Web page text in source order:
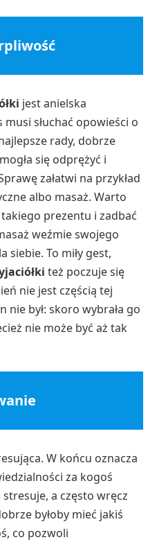
jest anielska
musi słuchać opowieści o
rady, dobrze
się odprężyć i
załatwi na przykład
albo masaż. Warto
prezentu i zadbać
weźmie swojego
siebie. To miły gest,
też poczuje się
nie jest częścią tej
nie był: skoro wybrała go
nie może być aż tak
W końcu oznacza
za kogoś
a często wręcz
byłoby mieć jakiś
co pozwoli